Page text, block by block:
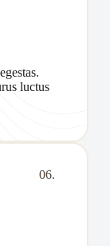
luctus
06.